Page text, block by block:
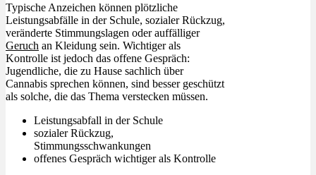
Typische Anzeichen können plötzliche
Leistungsabfälle in der Schule, sozialer Rückzug,
veränderte Stimmungslagen oder auffälliger
Geruch an Kleidung sein. Wichtiger als
Kontrolle ist jedoch das offene Gespräch:
Jugendliche, die zu Hause sachlich über
Cannabis sprechen können, sind besser geschützt
als solche, die das Thema verstecken müssen.
Leistungsabfall in der Schule
sozialer Rückzug,
Stimmungsschwankungen
offenes Gespräch wichtiger als Kontrolle